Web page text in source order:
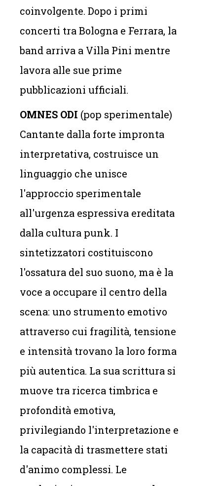
coinvolgente. Dopo i primi
concerti tra Bologna e Ferrara, la
band arriva a Villa Pini mentre
lavora alle sue prime
pubblicazioni ufficiali.
OMNES ODI (pop sperimentale)
Cantante dalla forte impronta
interpretativa, costruisce un
linguaggio che unisce
l'approccio sperimentale
all'urgenza espressiva ereditata
dalla cultura punk. I
sintetizzatori costituiscono
l'ossatura del suo suono, ma è la
voce a occupare il centro della
scena: uno strumento emotivo
attraverso cui fragilità, tensione
e intensità trovano la loro forma
più autentica. La sua scrittura si
muove tra ricerca timbrica e
profondità emotiva,
privilegiando l'interpretazione e
la capacità di trasmettere stati
d'animo complessi. Le